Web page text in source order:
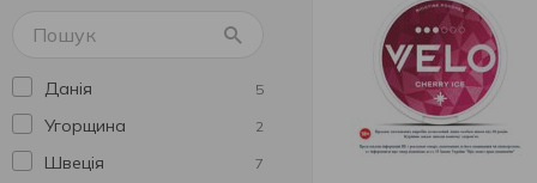
Данія 5
Угорщина 2
Швеція 7